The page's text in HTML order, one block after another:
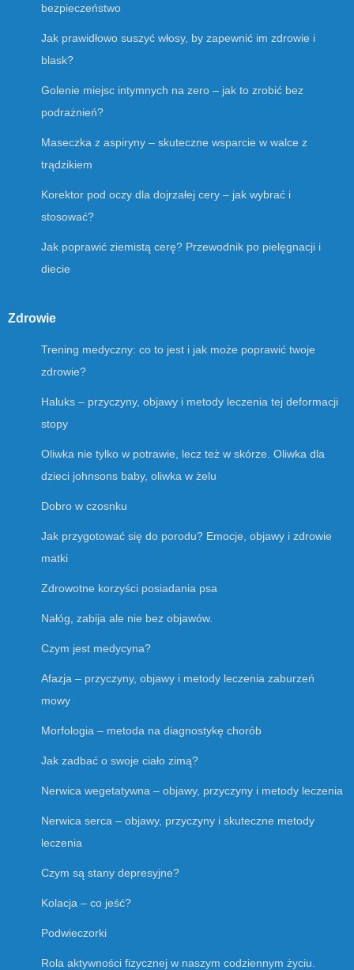
bezpieczeństwo
Jak prawidłowo suszyć włosy, by zapewnić im zdrowie i
blask?
Golenie miejsc intymnych na zero – jak to zrobić bez
podrażnień?
Maseczka z aspiryny – skuteczne wsparcie w walce z
trądzikiem
Korektor pod oczy dla dojrzałej cery – jak wybrać i
stosować?
Jak poprawić ziemistą cerę? Przewodnik po pielęgnacji i
diecie
Zdrowie
Trening medyczny: co to jest i jak może poprawić twoje
zdrowie?
Haluks – przyczyny, objawy i metody leczenia tej deformacji
stopy
Oliwka nie tylko w potrawie, lecz też w skórze. Oliwka dla
dzieci johnsons baby, oliwka w żelu
Dobro w czosnku
Jak przygotować się do porodu? Emocje, objawy i zdrowie
matki
Zdrowotne korzyści posiadania psa
Nałóg, zabija ale nie bez objawów.
Czym jest medycyna?
Afazja – przyczyny, objawy i metody leczenia zaburzeń
mowy
Morfologia – metoda na diagnostykę chorób
Jak zadbać o swoje ciało zimą?
Nerwica wegetatywna – objawy, przyczyny i metody leczenia
Nerwica serca – objawy, przyczyny i skuteczne metody
leczenia
Czym są stany depresyjne?
Kolacja – co jeść?
Podwieczorki
Rola aktywności fizycznej w naszym codziennym życiu.